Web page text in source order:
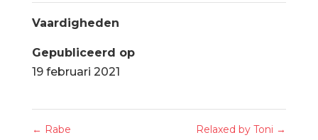
Vaardigheden
Gepubliceerd op
19 februari 2021
← Rabe Relaxed by Toni →